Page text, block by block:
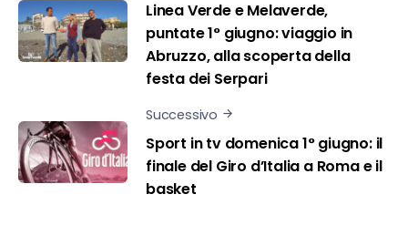
Linea Verde e Melaverde,
puntate 1° giugno: viaggio in
Abruzzo, alla scoperta della
festa dei Serpari
Successivo
Sport in tv domenica 1° giugno: il
finale del Giro d’Italia a Roma e il
basket